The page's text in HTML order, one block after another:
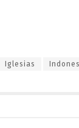
Iglesias